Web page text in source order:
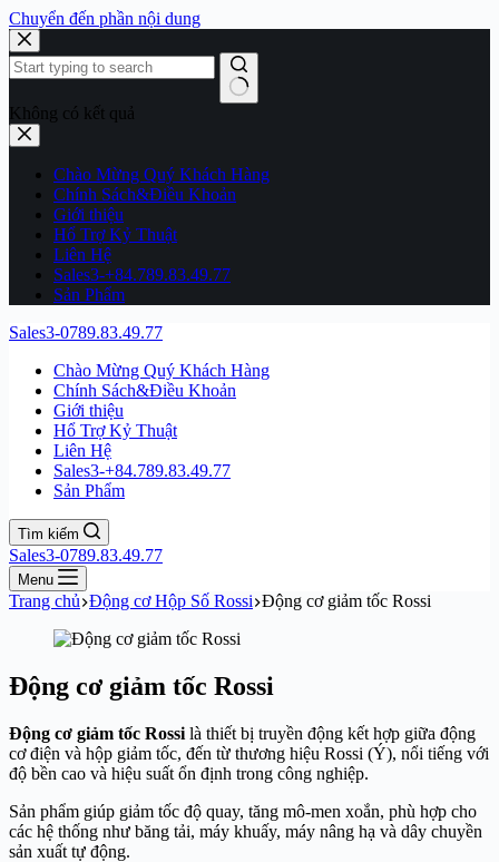
Chuyển đến phần nội dung
Không có kết quả
Chào Mừng Quý Khách Hàng
Chính Sách&Điều Khoản
Giới thiệu
Hổ Trợ Kỷ Thuật
Liên Hệ
Sales3-+84.789.83.49.77
Sản Phẩm
Sales3-0789.83.49.77
Chào Mừng Quý Khách Hàng
Chính Sách&Điều Khoản
Giới thiệu
Hổ Trợ Kỷ Thuật
Liên Hệ
Sales3-+84.789.83.49.77
Sản Phẩm
Tìm kiếm
Sales3-0789.83.49.77
Menu
Trang chủ Động cơ Hộp Số Rossi Động cơ giảm tốc Rossi
Động cơ giảm tốc Rossi
Động cơ giảm tốc Rossi là thiết bị truyền động kết hợp giữa động
cơ điện và hộp giảm tốc, đến từ thương hiệu Rossi (Ý), nổi tiếng với
độ bền cao và hiệu suất ổn định trong công nghiệp.
Sản phẩm giúp giảm tốc độ quay, tăng mô-men xoắn, phù hợp cho
các hệ thống như băng tải, máy khuấy, máy nâng hạ và dây chuyền
sản xuất tự động.